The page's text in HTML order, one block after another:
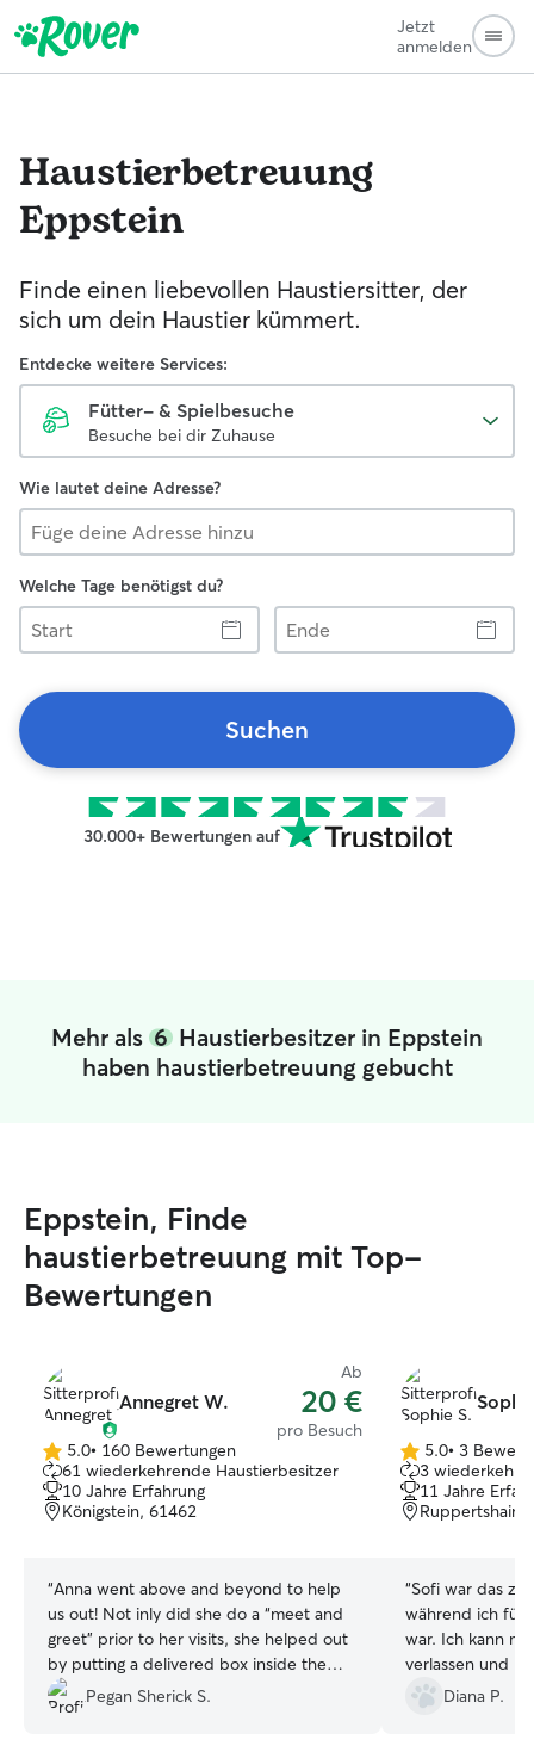
Jetzt
anmelden
Haustierbetreuung
Eppstein
Finde einen liebevollen Haustiersitter, der
sich um dein Haustier kümmert.
Entdecke weitere Services:
Fütter- & Spielbesuche
Besuche bei dir Zuhause
Wie lautet deine Adresse?
Welche Tage benötigst du?
Start
Ende
Suchen
30.000+ Bewertungen auf
Mehr als 6 Haustierbesitzer in Eppstein
haben haustierbetreuung gebucht
Eppstein, Finde
haustierbetreuung mit Top-
Bewertungen
Annegret W.
Ab
20 €
pro Besuch
5.0
von
5
Sternen
5.0• 160 Bewertungen
61 wiederkehrende Haustierbesitzer
10 Jahre Erfahrung
Königstein, 61462
“Anna went above and beyond to help
us out! Not inly did she do a “meet and
greet” prior to her visits, she helped out
by putting a delivered box inside the
home. The best Our “old man” was
content when I got home and that
Pegan Sherick S.
5.0
von
5
Sternen
5.0• 3
3
11 Jahre
Ruppertshain,
“Sofi war das
während ich für
war. Ich kann
verlassen und
Katzen total mit
habe mich total
Diana P.